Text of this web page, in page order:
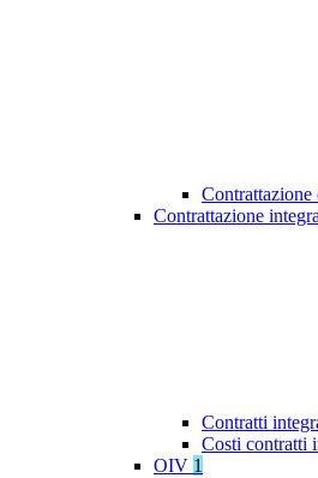
Contrattazione
Contrattazione
Contratti
Costi contratti
OIV 1